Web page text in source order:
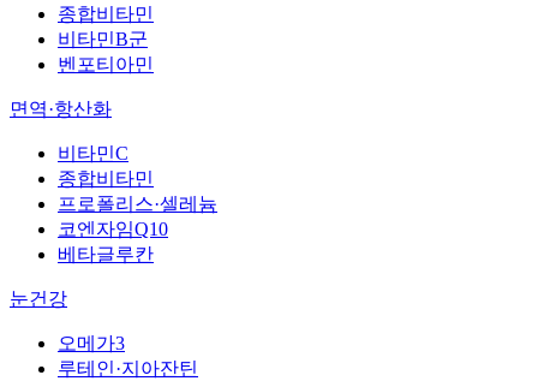
종합비타민
비타민B군
벤포티아민
면역·항산화
비타민C
종합비타민
프로폴리스·셀레늄
코엔자임Q10
베타글루칸
눈건강
오메가3
루테인·지아잔틴